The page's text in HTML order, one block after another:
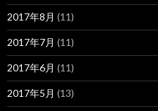
2017年8月 (11)
2017年7月 (11)
2017年6月 (11)
2017年5月 (13)